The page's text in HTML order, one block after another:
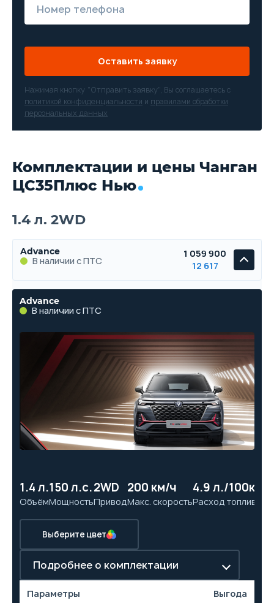
Оставить заявку
Нажимая кнопку “Отправить заявку”, Вы соглашаетесь с
политикой конфиденциальности и правилами обработки
персональных данных
Комплектации и цены Чанган
ЦС35Плюс Нью
1.4 л. 2WD
Advance
В наличии с ПТС
1 059 900
12 617
Advance
В наличии с ПТС
1.4 л.
Объём
150 л.с.
Мощность
2WD
Привод
200 км/ч
Макс. скорость
4.9 л./100км
Расход топлива
Выберите цвет
Подробнее о комплектации
Параметры Выгода